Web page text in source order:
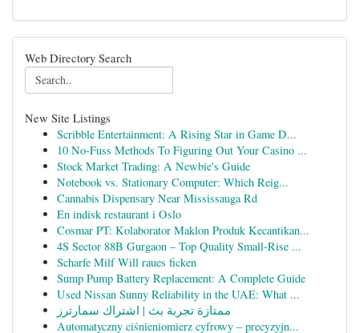
Web Directory Search
New Site Listings
Scribble Entertainment: A Rising Star in Game D...
10 No-Fuss Methods To Figuring Out Your Casino ...
Stock Market Trading: A Newbie's Guide
Notebook vs. Stationary Computer: Which Reig...
Cannabis Dispensary Near Mississauga Rd
En indisk restaurant i Oslo
Cosmar PT: Kolaborator Maklon Produk Kecantikan...
4S Sector 88B Gurgaon – Top Quality Small-Rise ...
Scharfe Milf Will raues ficken
Sump Pump Battery Replacement: A Complete Guide
Used Nissan Sunny Reliability in the UAE: What ...
ممتازة تجربة بث | اشتراك سمارترز
Automatyczny ciśnieniomierz cyfrowy – precyzyjn...